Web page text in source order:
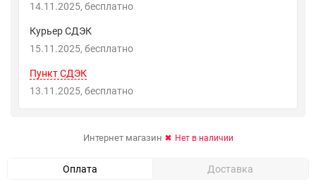
14.11.2025
Бесплатно
Курьер СДЭК
15.11.2025
Бесплатно
Пункт СДЭК
13.11.2025
Бесплатно
Интернет магазин Нет в наличии
Оплата Доставка